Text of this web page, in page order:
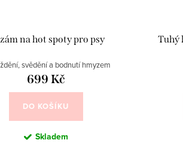
na hot spoty pro psy
svědění a bodnutí hmyzem
699 Kč
DO KOŠÍKU
Skladem
Tuhý